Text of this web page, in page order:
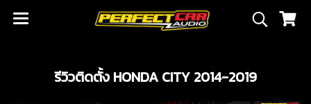
รีวิวติดตั้ง HONDA CITY 2014-2019